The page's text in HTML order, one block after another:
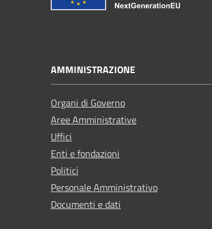
AMMINISTRAZIONE
Organi di Governo
Aree Amministrative
Uffici
Enti e fondazioni
Politici
Personale Amministrativo
Documenti e dati